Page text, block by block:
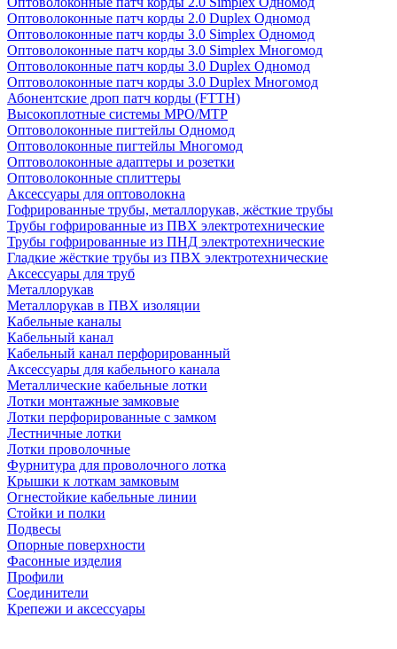
Оптоволоконные патч корды 2.0 Duplex Одномод
Оптоволоконные патч корды 3.0 Simplex Одномод
Оптоволоконные патч корды 3.0 Simplex Многомод
Оптоволоконные патч корды 3.0 Duplex Одномод
Оптоволоконные патч корды 3.0 Duplex Многомод
Абонентские дроп патч корды (FTTH)
Высокоплотные системы MPO/MTP
Оптоволоконные пигтейлы Одномод
Оптоволоконные пигтейлы Многомод
Оптоволоконные адаптеры и розетки
Оптоволоконные сплиттеры
Аксессуары для оптоволокна
Гофрированные трубы, металлорукав, жёсткие трубы
Трубы гофрированные из ПВХ электротехнические
Трубы гофрированные из ПНД электротехнические
Гладкие жёсткие трубы из ПВХ электротехнические
Аксессуары для труб
Металлорукав
Металлорукав в ПВХ изоляции
Кабельные каналы
Кабельный канал
Кабельный канал перфорированный
Аксессуары для кабельного канала
Металлические кабельные лотки
Лотки монтажные замковые
Лотки перфорированные с замком
Лестничные лотки
Лотки проволочные
Фурнитура для проволочного лотка
Крышки к лоткам замковым
Огнестойкие кабельные линии
Стойки и полки
Подвесы
Опорные поверхности
Фасонные изделия
Профили
Соединители
Крепежи и аксессуары